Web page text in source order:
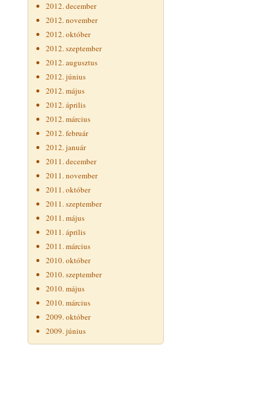
2012. december
2012. november
2012. október
2012. szeptember
2012. augusztus
2012. június
2012. május
2012. április
2012. március
2012. február
2012. január
2011. december
2011. november
2011. október
2011. szeptember
2011. május
2011. április
2011. március
2010. október
2010. szeptember
2010. május
2010. március
2009. október
2009. június